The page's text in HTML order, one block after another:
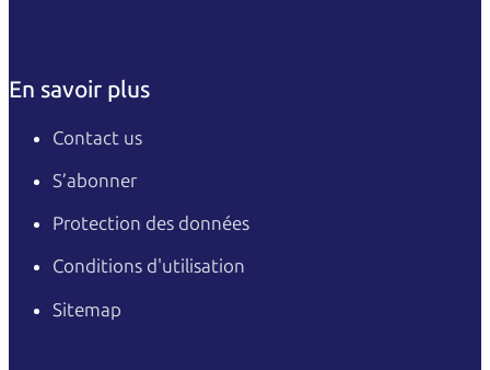
En savoir plus
Contact us
S’abonner
Protection des données
Conditions d'utilisation
Sitemap